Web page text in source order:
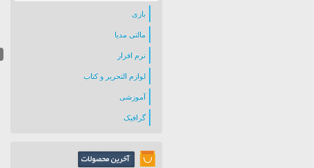
بازی
مالتی مدیا
نرم افزار
لوازم التحریر و کتاب
آموزشی
گرافیک